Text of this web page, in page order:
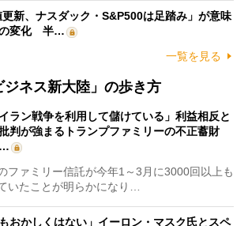
更新、ナスダック・S&P500は足踏み」が意味
の変化 半…
一覧を見る
ジネス新大陸」の歩き方
イラン戦争を利用して儲けている」利益相反と
判が強まるトランプファミリーの不正蓄財
ファミリー信託が今年1～3月に3000回以上も
いたことが明らかになり…
おかしくはない」イーロン・マスク氏とスペ